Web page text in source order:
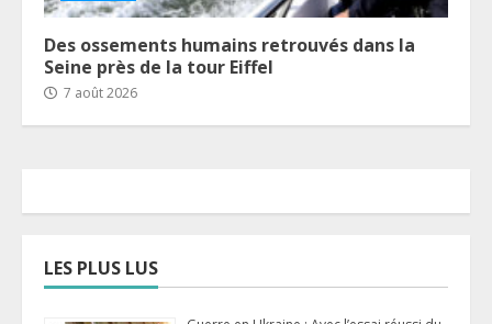
Des ossements humains retrouvés dans la
Seine près de la tour Eiffel
7 août 2026
LES PLUS LUS